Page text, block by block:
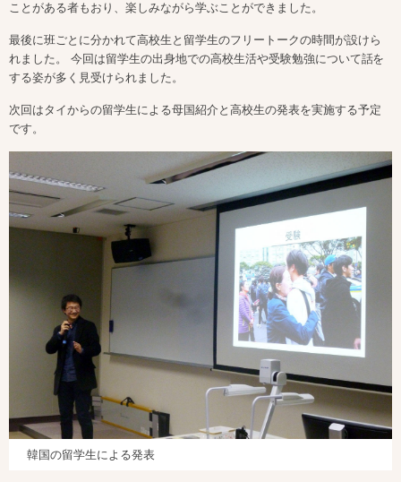
ことがある者もおり、楽しみながら学ぶことができました。
最後に班ごとに分かれて高校生と留学生のフリートークの時間が設けら
れました。 今回は留学生の出身地での高校生活や受験勉強について話を
する姿が多く見受けられました。
次回はタイからの留学生による母国紹介と高校生の発表を実施する予定
です。
韓国の留学生による発表